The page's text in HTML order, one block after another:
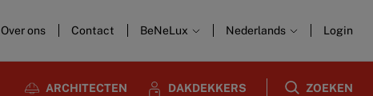
Over ons Contact BeNeLux Nederlands Login
ARCHITECTEN DAKDEKKERS ZOEKEN